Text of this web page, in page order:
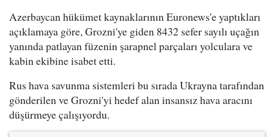
Azerbaycan hükümet kaynaklarının Euronews'e yaptıkları
açıklamaya göre, Grozni'ye giden 8432 sefer sayılı uçağın
yanında patlayan füzenin şarapnel parçaları yolculara ve
kabin ekibine isabet etti.
Rus hava savunma sistemleri bu sırada Ukrayna tarafından
gönderilen ve Grozni'yi hedef alan insansız hava aracını
düşürmeye çalışıyordu.